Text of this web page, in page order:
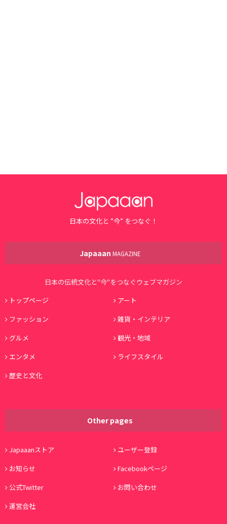
日本の文化と ”今” をつなぐ！
Japaaan MAGAZINE
日本の伝統文化と"今"をつなぐウェブマガジン
トップページ
アート
ファッション
雑貨・インテリア
グルメ
観光・地域
エンタメ
ライフスタイル
歴史と文化
Other pages
Japaaanストア
ユーザー登録
お知らせ
Facebookページ
公式Twitter
お問い合わせ
運営会社